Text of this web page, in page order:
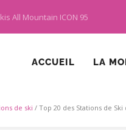
All Mountain ICON 95
ACCUEIL LA
de ski /Top 20 des Stations de Ski